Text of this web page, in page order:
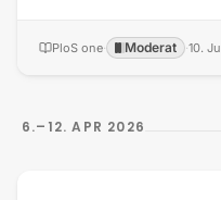
PloS one· Moderat ·10.
6.–12. APR 2026